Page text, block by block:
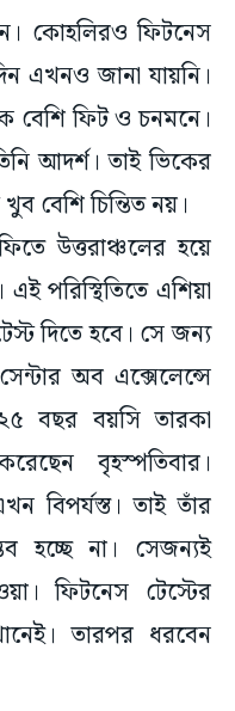
কোহলিরও ফিটনেস
এখনও জানা যায়নি।
বেশি ফিট ও চনমনে।
আদর্শ। তাই ভিকের
বেশি চিন্তিত নয়।
উত্তরাঞ্চলের হয়ে
পরিস্থিতিতে এশিয়া
দিতে হবে। সে জন্য
অব এক্সেলেন্সে
বছর বয়সি তারকা
বৃহস্পতিবার।
বিপর্যস্ত। তাই তাঁর
হচ্ছে না। সেজন্যই
ফিটনেস টেস্টের
তারপর ধরবেন